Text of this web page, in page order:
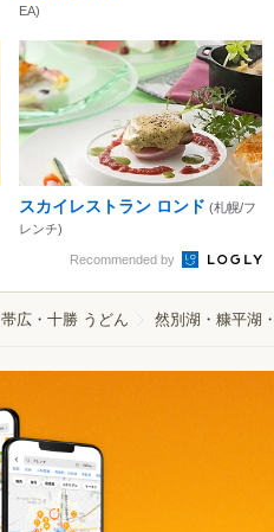
EA)
スカイレストラン ロンド (札幌/フ
レンチ)
Recommended by
帯広・十勝 うどん 然別湖・糠平湖